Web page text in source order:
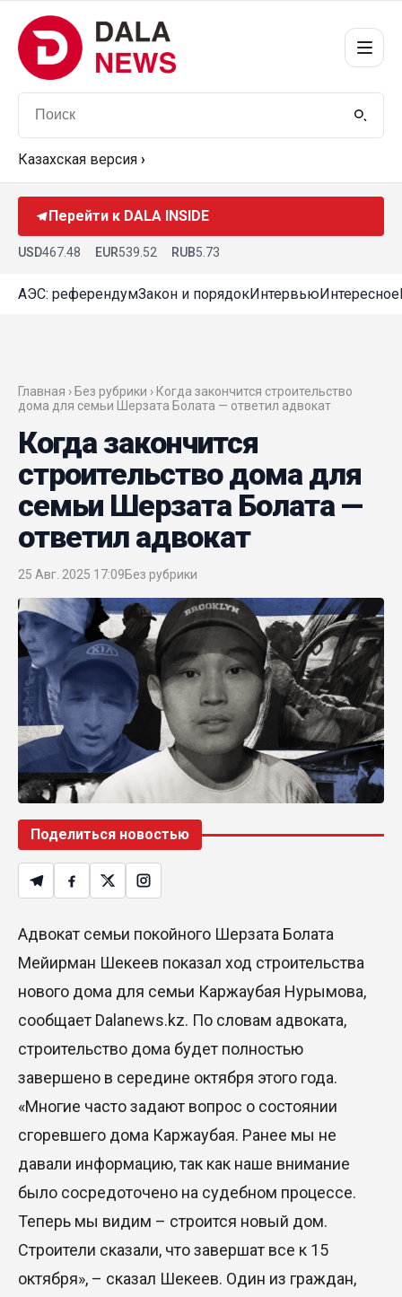
Казахская версия ›
Перейти к DALA INSIDE
USD467.48 EUR539.52 RUB5.73
АЭС: референдумЗакон и порядокИнтервьюИнтересное
Главная › Без рубрики › Когда закончится строительство
дома для семьи Шерзата Болата — ответил адвокат
Когда закончится
строительство дома для
семьи Шерзата Болата —
ответил адвокат
25 Авг. 2025 17:09Без рубрики
Поделиться новостью
Адвокат семьи покойного Шерзата Болата
Мейирман Шекеев показал ход строительства
нового дома для семьи Каржаубая Нурымова,
сообщает Dalanews.kz. По словам адвоката,
строительство дома будет полностью
завершено в середине октября этого года.
«Многие часто задают вопрос о состоянии
сгоревшего дома Каржаубая. Ранее мы не
давали информацию, так как наше внимание
было сосредоточено на судебном процессе.
Теперь мы видим – строится новый дом.
Строители сказали, что завершат все к 15
октября», – сказал Шекеев. Один из граждан,